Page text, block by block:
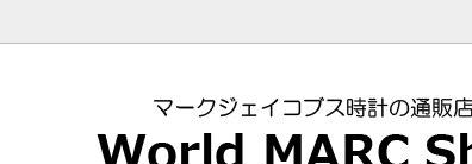
レディース新作モデル
マークジェイコブス
安心の交換返品保証